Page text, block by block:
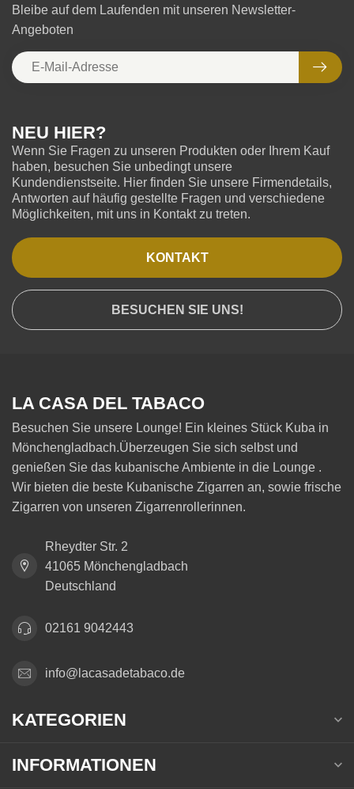
NEU HIER?
Wenn Sie Fragen zu unseren Produkten oder Ihrem Kauf
haben, besuchen Sie unbedingt unsere
Kundendienstseite. Hier finden Sie unsere Firmendetails,
Antworten auf häufig gestellte Fragen und verschiedene
Möglichkeiten, mit uns in Kontakt zu treten.
KONTAKT
BESUCHEN SIE UNS!
Bleibe auf dem Laufenden mit unseren Newsletter-
Angeboten
LA CASA DEL TABACO
Besuchen Sie unsere Lounge! Ein kleines Stück Kuba in
Mönchengladbach.Überzeugen Sie sich selbst und
genießen Sie das kubanische Ambiente in die Lounge .
Wir bieten die beste Kubanische Zigarren an, sowie frische
Zigarren von unseren Zigarrenrollerinnen.
Rheydter Str. 2
41065 Mönchengladbach
Deutschland
02161 9042443
info@lacasadetabaco.de
KATEGORIEN
INFORMATIONEN